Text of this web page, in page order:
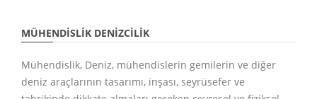
MÜHENDISLIK DENIZCILIK
Mühendislik, Deniz, mühendislerin gemilerin ve diğer
deniz araçlarının tasarımı, inşası, seyrüsefer ve